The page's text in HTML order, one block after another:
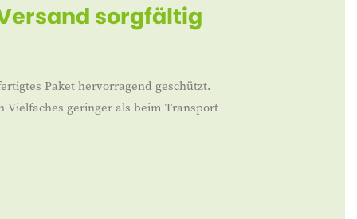
sorgfältig
Paket hervorragend geschützt.
Vielfaches geringer als beim Transport